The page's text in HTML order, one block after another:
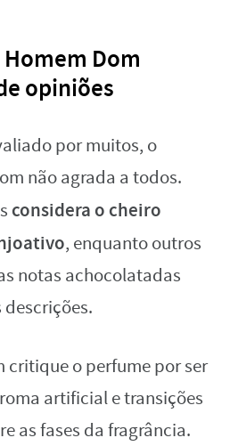
Dom
opiniões
por muitos, o
não agrada a todos.
considera o cheiro
, enquanto outros
notas achocolatadas
critique o perfume por ser
artificial e transições
as fases da fragrância.